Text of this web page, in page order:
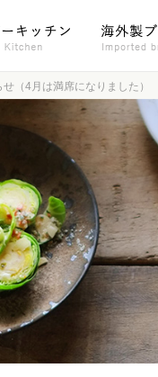
（4月は満席になりました）